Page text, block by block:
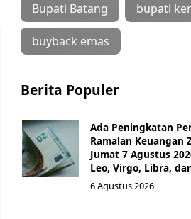
Bupati Batang bupati
buyback emas
Berita Populer
Ada Peningkatan
Ramalan Keuangan
Jumat 7 Agustus
Leo, Virgo, Libra,
6 Agustus 2026